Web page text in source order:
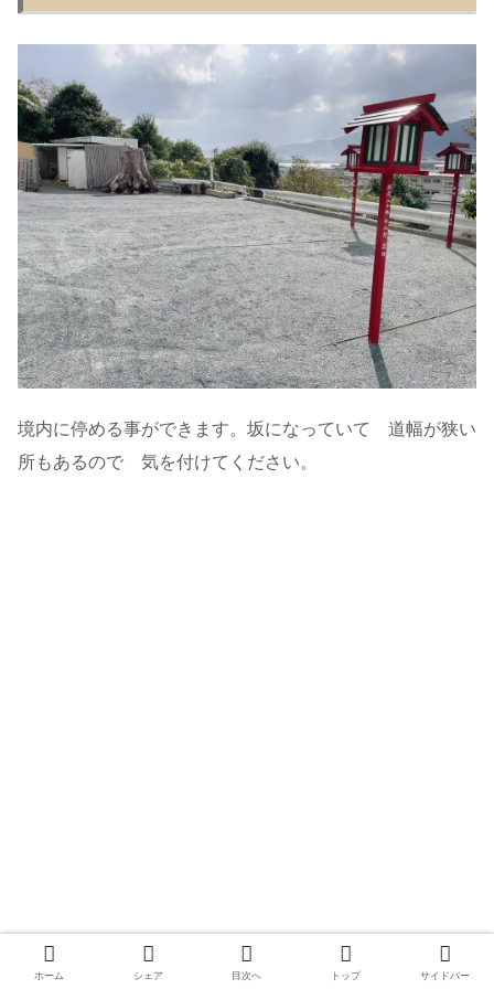
境内に停める事ができます。坂になっていて 道幅が狭い
所もあるので 気を付けてください。
ホーム シェア 目次へ トップ サイドバー